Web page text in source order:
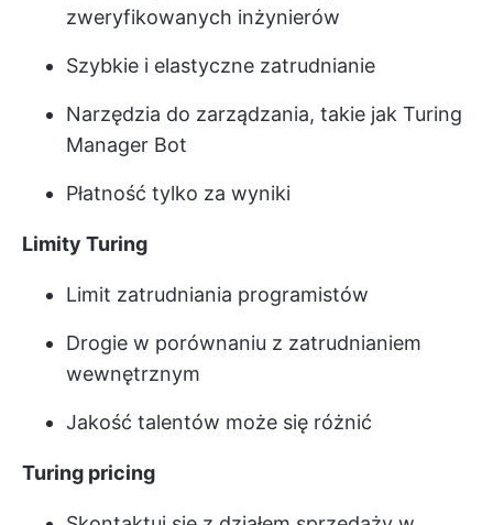
zweryfikowanych inżynierów
Szybkie i elastyczne zatrudnianie
Narzędzia do zarządzania, takie jak Turing
Manager Bot
Płatność tylko za wyniki
Limity Turing
Limit zatrudniania programistów
Drogie w porównaniu z zatrudnianiem
wewnętrznym
Jakość talentów może się różnić
Turing pricing